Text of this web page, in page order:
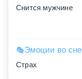
Снится мужчине
🎭Эмоции во сне
Страх